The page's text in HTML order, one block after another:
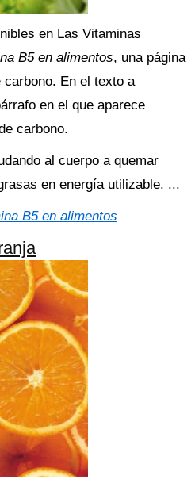
en Las Vitaminas
B5 en alimentos, una página
carbono. En el texto a
en el que aparece
carbono.
al cuerpo a quemar
en energía utilizable. ...
B5 en alimentos